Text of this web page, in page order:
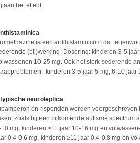
aan het effect.
is een antihistaminicum dat
(bij)werking. Dosering: kinderen 3-5
10-25 mg. Ook het sterk sederende
kinderen 3-5 jaar 5 mg, 6-10 jaar
neuroleptica
en risperidon worden
zoals bij een bijkomende autisme spectrum
mg, kinderen ≥11 jaar 10-16 mg en
0,4-0,6 mg, kinderen ≥11 jaar 0,4-0,8 mg en